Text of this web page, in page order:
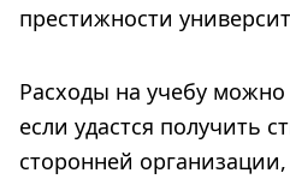
престижности
Расходы на учебу
если удастся получить
сторонней